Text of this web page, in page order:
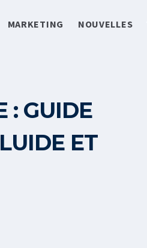
MARKETING NOUVELLES
: GUIDE
ET